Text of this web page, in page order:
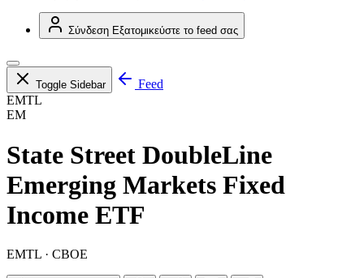
Σύνδεση Εξατομικεύστε το feed σας
Toggle Sidebar
Feed
EMTL
EM
State Street DoubleLine
Emerging Markets Fixed
Income ETF
EMTL · CBOE